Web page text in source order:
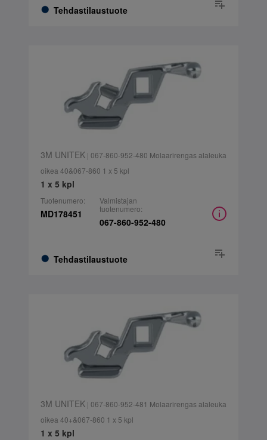
Tehdastilaustuote
3M UNITEK| 067-860-952-480 Molaarirengas alaleuka
oikea 40&067-860 1 x 5 kpl
1 x 5 kpl
Tuotenumero:
MD178451
Tehdastilaustuote
Valmistajan
tuotenumero:
067-860-952-480
3M UNITEK| 067-860-952-481 Molaarirengas alaleuka
oikea 40+&067-860 1 x 5 kpl
1 x 5 kpl